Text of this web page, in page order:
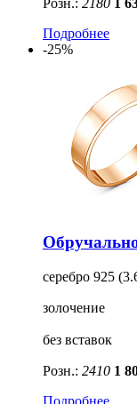
Подробнее
-25%
серебро 925
золочение
без вставок
Розн.: 2410 1